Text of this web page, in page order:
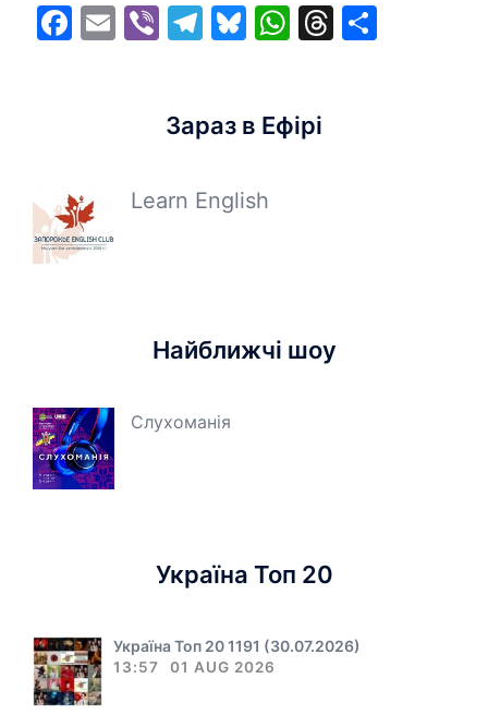
Facebook
EmailViberTelegram
Bluesky
WhatsApp
Threads
Зараз в Ефірі
Learn English
Найближчі шоу
Слухоманія
Україна Топ 20
Україна Топ 20 1191 (30.07.2026)
13:57 01 AUG 2026